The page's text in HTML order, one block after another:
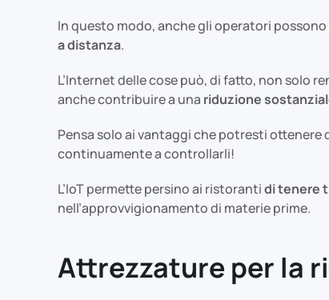
In questo modo, anche gli operatori
a distanza.
L’Internet delle cose può, di fatto, non solo
anche contribuire a una riduzione
Pensa solo ai vantaggi che potresti
continuamente a controllarli!
L’IoT permette persino ai ristorantidi tenere
nell’approvvigionamento di materie prime.
Attrezzature per la